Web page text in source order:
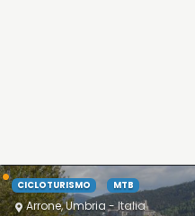
•
SPORT